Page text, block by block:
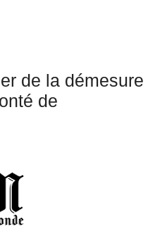
de la démesure
de